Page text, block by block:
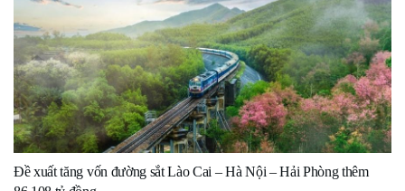
Đề xuất tăng vốn đường sắt Lào Cai – Hà Nội – Hải Phòng thêm